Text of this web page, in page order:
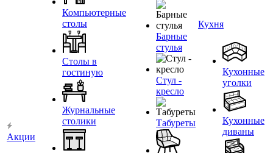
Акции
Компьютерные
столы
Столы в
гостиную
Журнальные
столики
Барные
стулья
Стул -
кресло
Табуреты
Кухня
Кухонные
уголки
Кухонные
диваны